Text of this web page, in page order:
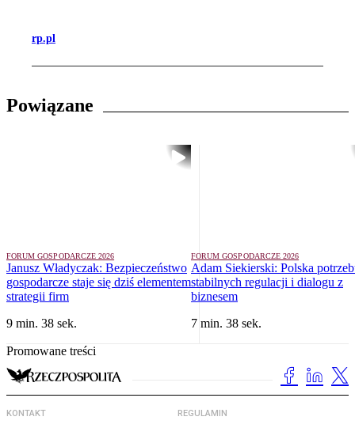
rp.pl
Powiązane
FORUM GOSPODARCZE 2026
Janusz Władyczak: Bezpieczeństwo
gospodarcze staje się dziś elementem
strategii firm
9 min. 38 sek.
FORUM GOSPODARCZE 2026
Adam Siekierski: Polska
stabilnych regulacji i dialogu z
biznesem
7 min. 38 sek.
Promowane treści
KONTAKT REGULAMIN